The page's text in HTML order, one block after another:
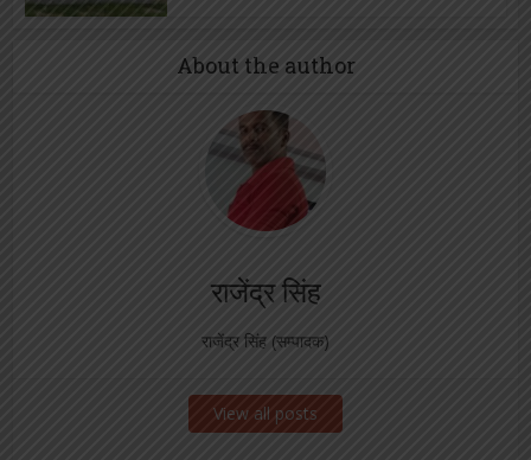
About the author
राजेंद्र सिंह
राजेंद्र सिंह (सम्पादक)
View all posts